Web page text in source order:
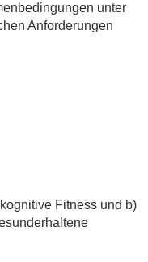
unter
Anforderungen
Fitness und b)